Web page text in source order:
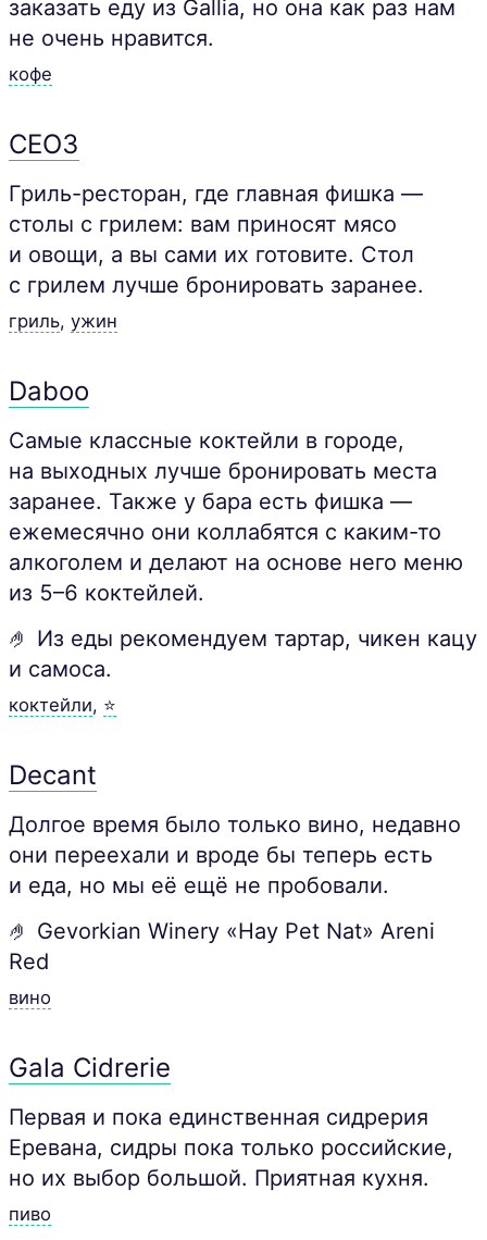
заказать еду из Gallia, но она как раз нам
не очень нравится.
кофе
CEO3
Гриль-ресторан, где главная фишка —
столы с грилем: вам приносят мясо
и овощи, а вы сами их готовите. Стол
с грилем лучше бронировать заранее.
гриль, ужин
Daboo
Самые классные коктейли в городе,
на выходных лучше бронировать места
заранее. Также у бара есть фишка —
ежемесячно они коллабятся с каким-то
алкоголем и делают на основе него меню
из 5–6 коктейлей.
🤌 Из еды рекомендуем тартар, чикен кацу
и самоса.
коктейли, ⭐
Decant
Долгое время было только вино, недавно
они переехали и вроде бы теперь есть
и еда, но мы её ещё не пробовали.
🤌 Gevorkian Winery «Hay Pet Nat» Areni
Red
вино
Gala Cidrerie
Первая и пока единственная сидрерия
Еревана, сидры пока только российские,
но их выбор большой. Приятная кухня.
пиво